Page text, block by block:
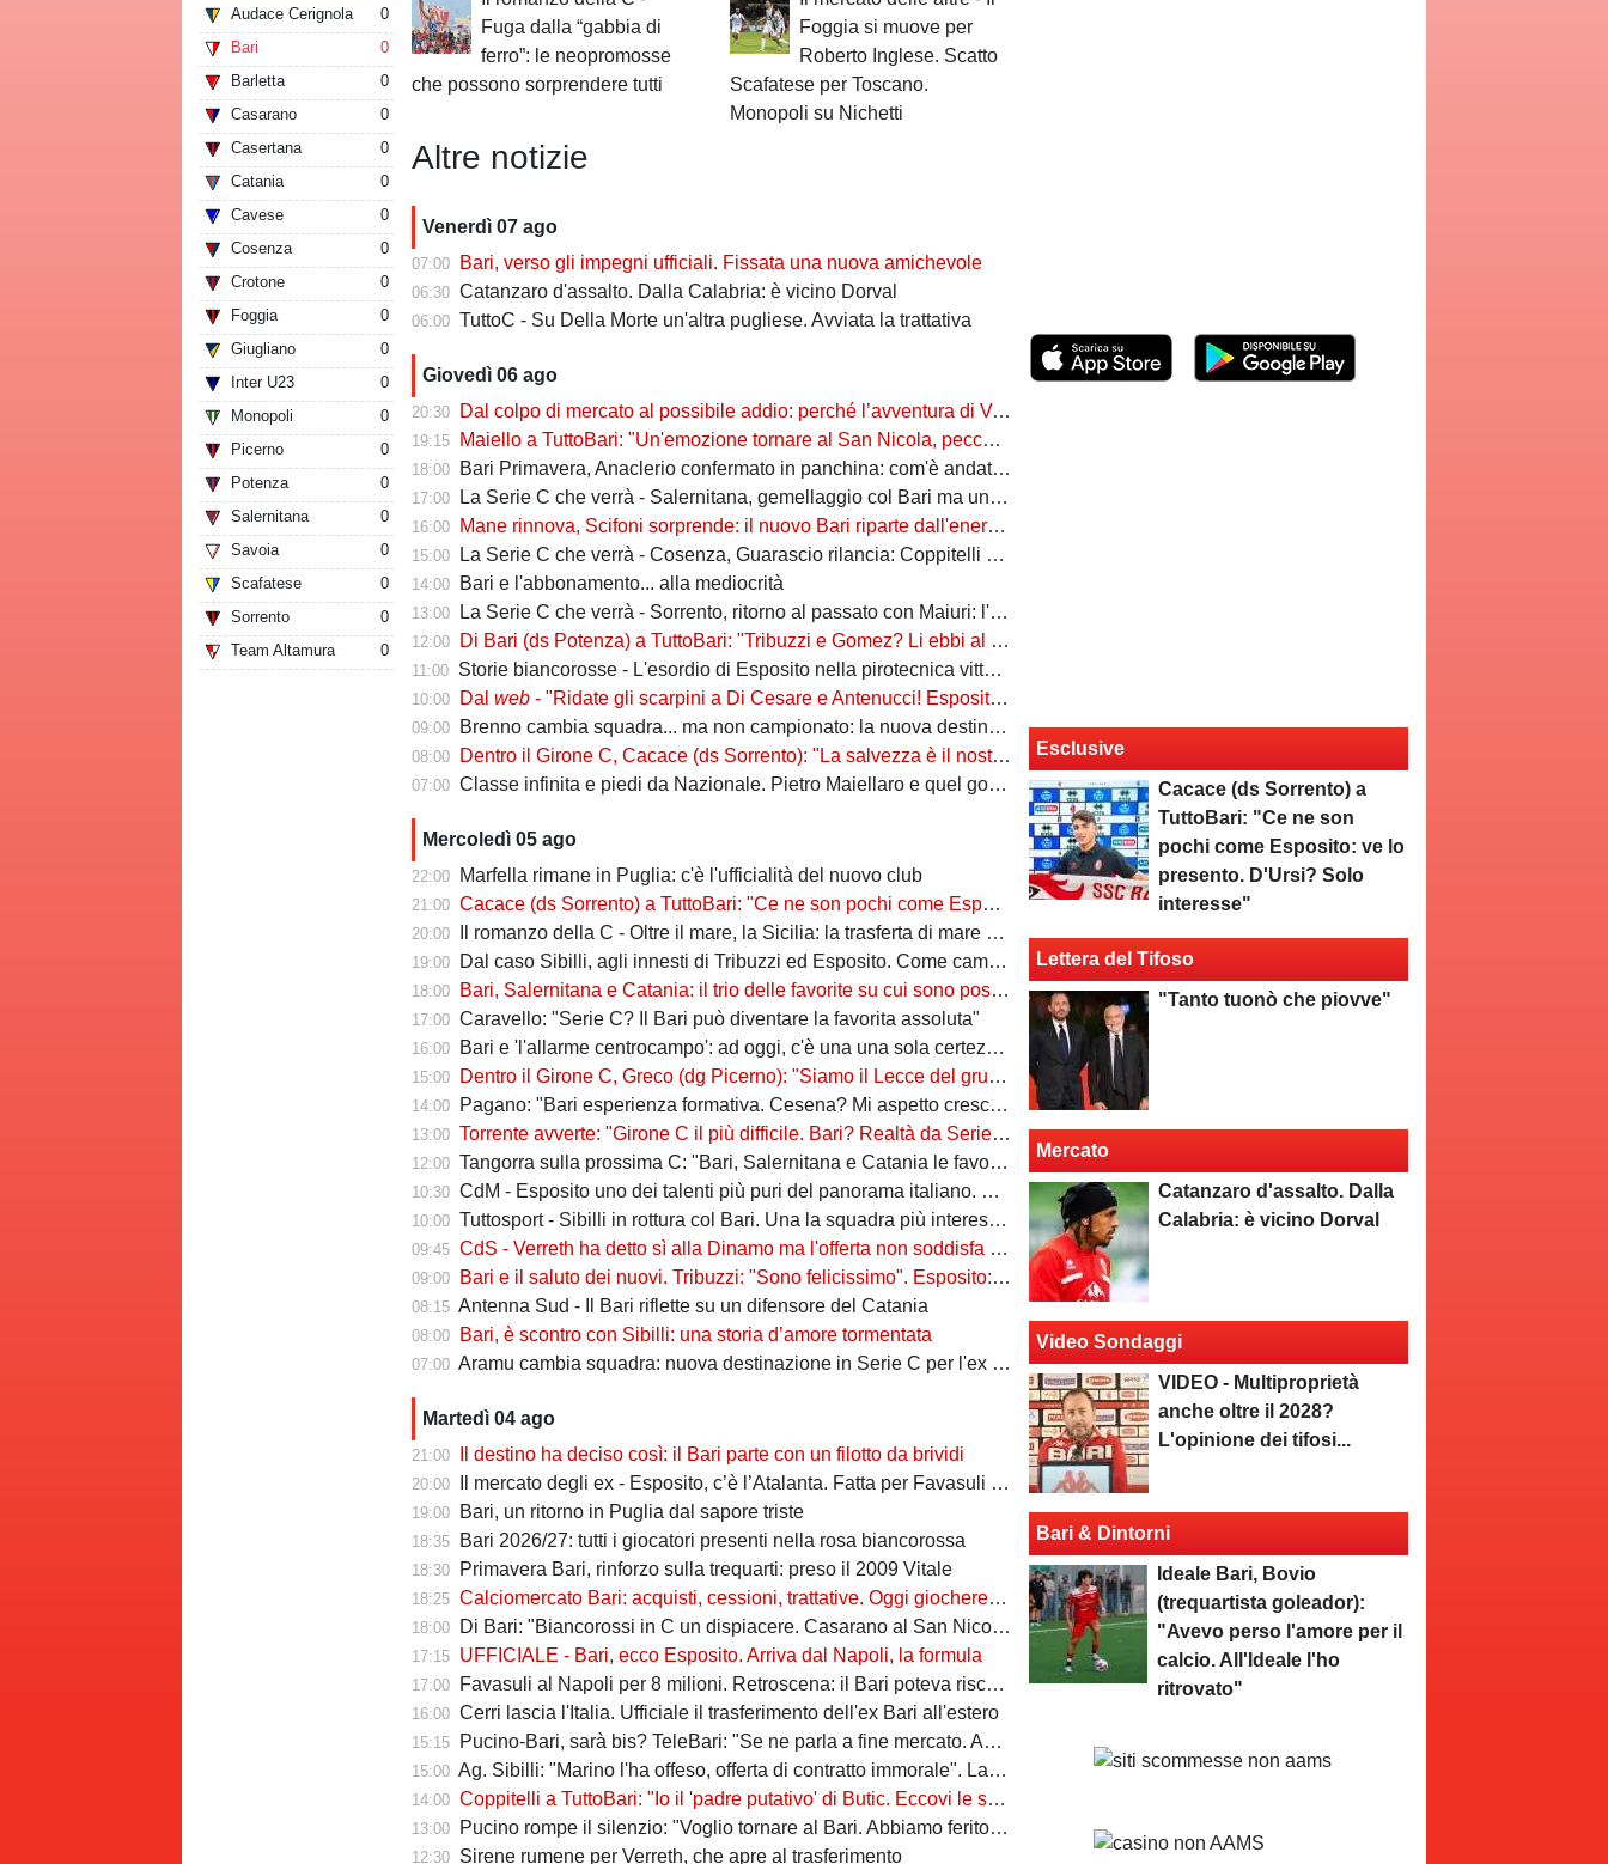
Audace Cerignola
0
Bari
0
Barletta
0
Casarano
0
Casertana
0
Catania
0
Cavese
0
Cosenza
0
Crotone
0
Foggia
0
Giugliano
0
Inter U23
0
Monopoli
0
Picerno
0
Potenza
0
Salernitana
0
Savoia
0
Scafatese
0
Sorrento
0
Team Altamura
0
Fuga dalla “gabbia di
ferro”: le neopromosse
che possono sorprendere tutti
Foggia si muove per
Roberto Inglese. Scatto
Scafatese per Toscano.
Monopoli su Nichetti
Altre notizie
Venerdì 07 ago
07:00 Bari, verso gli impegni ufficiali. Fissata una nuova amichevole
06:30 Catanzaro d'assalto. Dalla Calabria: è vicino Dorval
06:00 TuttoC - Su Della Morte un'altra pugliese. Avviata la trattativa
Giovedì 06 ago
20:30 Dal colpo di mercato al possibile addio: perché l’avventura di Verreth al Bari non è mai davvero sbocciata
19:15 Maiello a TuttoBari: "Un'emozione tornare al San Nicola, peccato per il poco pubblico. Bari? Ben costruito"
18:00 Bari Primavera, Anaclerio confermato in panchina: com'è andata la scorsa stagione?
17:00 La Serie C che verrà - Salernitana, gemellaggio col Bari ma una sola missione: tornare subito in Serie B
16:00 Mane rinnova, Scifoni sorprende: il nuovo Bari riparte dall'energia verde
15:00 La Serie C che verrà - Cosenza, Guarascio rilancia: Coppitelli per riportare i lupi in Serie B
14:00 Bari e l'abbonamento... alla mediocrità
13:00 La Serie C che verrà - Sorrento, ritorno al passato con Maiuri: l'obiettivo è una salvezza senza affanni
12:00 Di Bari (ds Potenza) a TuttoBari: "Tribuzzi e Gomez? Li ebbi al Crotone. Alessio può fare più ruoli, Guido è una certezza"
11:00 Storie biancorosse - L'esordio di Esposito nella pirotecnica vittoria contro la Spal di De Rossi e Nainggolan
10:00 Dalweb - "Ridate gli scarpini a Di Cesare e Antenucci! Esposito? Forte, ma valorizziamo sempre giocatori del Napoli"
09:00 Brenno cambia squadra... ma non campionato: la nuova destinazione dell'ex Bari
08:00 Dentro il Girone C, Cacace (ds Sorrento): "La salvezza è il nostro scudetto, torniamo a casa dopo gennaio. Ecco la nostra forza"
07:00 Classe infinita e piedi da Nazionale. Pietro Maiellaro e quel gol da quaranta metri...
Mercoledì 05 ago
22:00 Marfella rimane in Puglia: c'è l'ufficialità del nuovo club
21:00 Cacace (ds Sorrento) a TuttoBari: "Ce ne son pochi come Esposito: ve lo presento. D'Ursi? Solo interesse"
20:00 Il romanzo della C - Oltre il mare, la Sicilia: la trasferta di mare e di vento
19:00 Dal caso Sibilli, agli innesti di Tribuzzi ed Esposito. Come cambia l’attacco
18:00 Bari, Salernitana e Catania: il trio delle favorite su cui sono poste le aspettative e gli obiettivi promozione
17:00 Caravello: "Serie C? Il Bari può diventare la favorita assoluta"
16:00 Bari e 'l'allarme centrocampo': ad oggi, c'è una una sola certezza (e mezza) nel reparto
15:00 Dentro il Girone C, Greco (dg Picerno): "Siamo il Lecce del gruppo, tra giovani e sostenibilità. Che impresa l'anno scorso!"
14:00 Pagano: "Bari esperienza formativa. Cesena? Mi aspetto crescita"
13:00 Torrente avverte: "Girone C il più difficile. Bari? Realtà da Serie A"
12:00 Tangorra sulla prossima C: "Bari, Salernitana e Catania le favorite. Subito dopo altre due"
10:30 CdM - Esposito uno dei talenti più puri del panorama italiano. Sibilli, Marino è furioso
10:00 Tuttosport - Sibilli in rottura col Bari. Una la squadra più interessata a ingaggiarlo
09:45 CdS - Verreth ha detto sì alla Dinamo ma l'offerta non soddisfa il Bari. Della Morte, niente conferme
09:00 Bari e il saluto dei nuovi. Tribuzzi: "Sono felicissimo". Esposito: "Ci vediamo al San Nicola"
08:15 Antenna Sud - Il Bari riflette su un difensore del Catania
08:00 Bari, è scontro con Sibilli: una storia d’amore tormentata
07:00 Aramu cambia squadra: nuova destinazione in Serie C per l'ex Bari
Martedì 04 ago
21:00 Il destino ha deciso così: il Bari parte con un filotto da brividi
20:00 Il mercato degli ex - Esposito, c’è l’Atalanta. Fatta per Favasuli al Napoli, Koutsoupias osservato dal Toro
19:00 Bari, un ritorno in Puglia dal sapore triste
18:35 Bari 2026/27: tutti i giocatori presenti nella rosa biancorossa
18:30 Primavera Bari, rinforzo sulla trequarti: preso il 2009 Vitale
18:25 Calciomercato Bari: acquisti, cessioni, trattative. Oggi giocherebbe così
18:00 Di Bari: "Biancorossi in C un dispiacere. Casarano al San Nicola? Sarà un orgoglio"
17:15 UFFICIALE - Bari, ecco Esposito. Arriva dal Napoli, la formula
17:00 Favasuli al Napoli per 8 milioni. Retroscena: il Bari poteva riscattarlo, ma...
16:00 Cerri lascia l'Italia. Ufficiale il trasferimento dell'ex Bari all'estero
15:15 Pucino-Bari, sarà bis? TeleBari: "Se ne parla a fine mercato. Ad oggi, lo cerca il Monopoli"
15:00 Ag. Sibilli: "Marino l'ha offeso, offerta di contratto immorale". La risposta del DG: "Dichiarazioni non veritiere"
14:00 Coppitelli a TuttoBari: "Io il 'padre putativo' di Butic. Eccovi le sue caratteristiche"
13:00 Pucino rompe il silenzio: "Voglio tornare al Bari. Abbiamo ferito una città"
12:30 Sirene rumene per Verreth, che apre al trasferimento
Esclusive
Cacace (ds Sorrento) a
TuttoBari: "Ce ne son
pochi come Esposito: ve lo
presento. D'Ursi? Solo
interesse"
Lettera del Tifoso
"Tanto tuonò che piovve"
Mercato
Catanzaro d'assalto. Dalla
Calabria: è vicino Dorval
Video Sondaggi
VIDEO - Multiproprietà
anche oltre il 2028?
L'opinione dei tifosi...
Bari & Dintorni
Ideale Bari, Bovio
(trequartista goleador):
"Avevo perso l'amore per il
calcio. All'Ideale l'ho
ritrovato"